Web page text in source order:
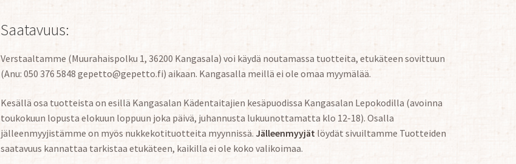
Saatavuus:
Verstaaltamme (Muurahaispolku 1, 36200 Kangasala) voi käydä noutamassa tuotteita, etukäteen sovittuun
(Anu: 050 376 5848 gepetto@gepetto.fi) aikaan. Kangasalla meillä ei ole omaa myymälää.
Kesällä osa tuotteista on esillä Kangasalan Kädentaitajien kesäpuodissa Kangasalan Lepokodilla (avoinna
toukokuun lopusta elokuun loppuun joka päivä, juhannusta lukuunottamatta klo 12-18). Osalla
jälleenmyyjistämme on myös nukkekotituotteita myynnissä. Jälleenmyyjät löydät sivuiltamme Tuotteiden
saatavuus kannattaa tarkistaa etukäteen, kaikilla ei ole koko valikoimaa.